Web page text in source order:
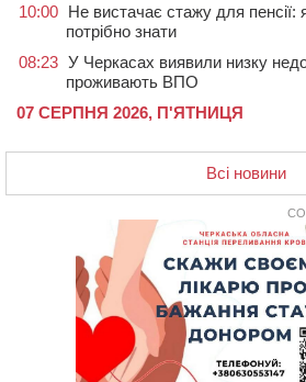
10:00 Не вистачає стажу для пенсії:
потрібно знати
08:23 У Черкасах виявили низку
проживають ВПО
07 СЕРПНЯ 2026, П'ЯТНИЦЯ
20:13 Черкаси виділять близько 20
ліцею “Перспектива” до кінця
На Уманщині суд припинив
ділянок, незаконно переданих
Вихователька з Черкас і дві
стали фіналістками Global
Зарядка, йога, сапи та нові
закрили сезон літнього
Всі новини